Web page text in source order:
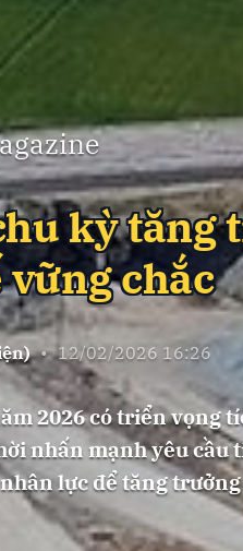
kỳ tăng
chắc
• 12/02/2026 16:26
2026 có triển vọng
nhấn mạnh yêu cầu
lực để tăng